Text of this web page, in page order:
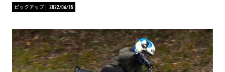
ピックアップ
2022/06/15